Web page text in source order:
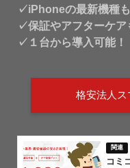
✓iPhoneの最新機種も
✓保証やアフターケア
✓１台から導入可能！
格安法人ス
コミ